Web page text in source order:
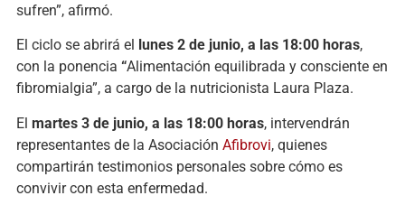
sufren”, afirmó.
El ciclo se abrirá el lunes 2 de junio, a las 18:00 horas,
con la ponencia “Alimentación equilibrada y consciente en
fibromialgia”, a cargo de la nutricionista Laura Plaza.
El martes 3 de junio, a las 18:00 horas, intervendrán
representantes de la Asociación Afibrovi, quienes
compartirán testimonios personales sobre cómo es
convivir con esta enfermedad.